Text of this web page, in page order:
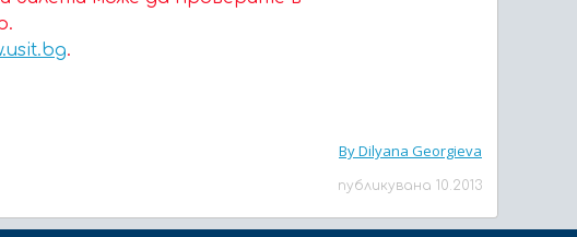
.
By Dilyana Georgieva
публикувана 10.2013